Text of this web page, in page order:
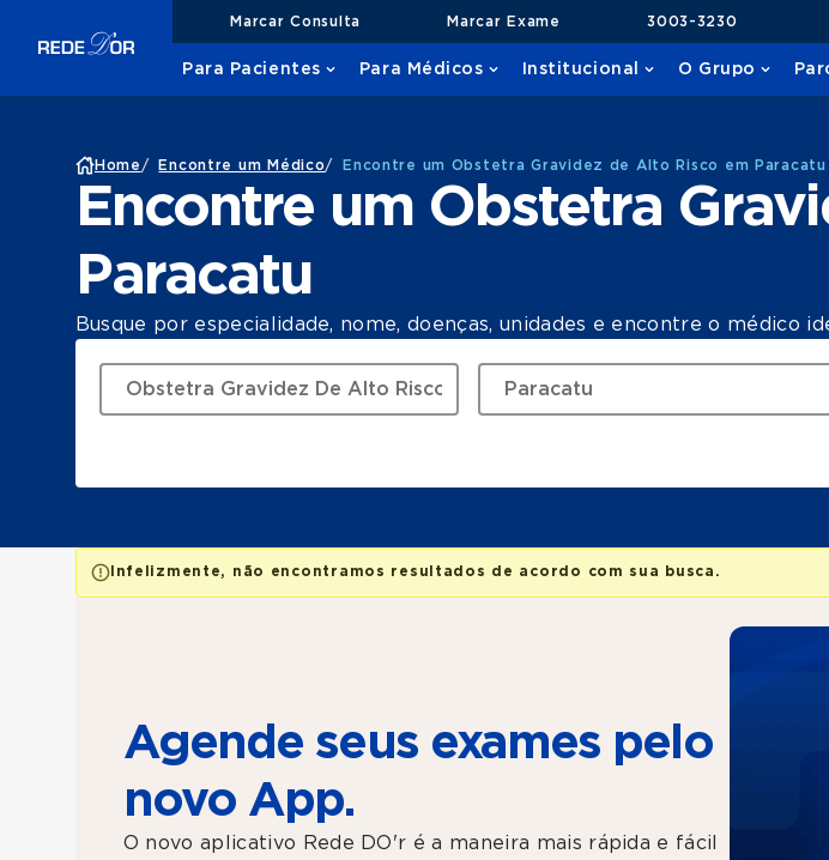
Marcar Consulta Marcar Exame 3003-3230
Para Pacientes Para Médicos Institucional O Grupo
Home / Encontre um Médico/ Encontre um Obstetra Gravidez de Alto Risco em Paracatu
Encontre um Obstetra
Paracatu
Busque por especialidade, nome, doenças, unidades e encontre o médico
Infelizmente, não encontramos resultados de acordo com sua busca.
Agende seus exames pelo
novo App.
O novo aplicativo Rede DO'r é a maneira mais rápida e fácil